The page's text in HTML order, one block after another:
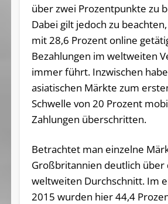
über zwei Prozentpunkte zu
Dabei gilt jedoch zu
mit 28,6 Prozent online
Bezahlungen im weltweiten
immer führt. Inzwischen
asiatischen Märkte zum
Schwelle von 20 Prozent
Zahlungen überschritten.
Betrachtet man einzelne
Großbritannien deutlich über
weltweiten Durchschnitt. Im
2015 wurden hier 44,4